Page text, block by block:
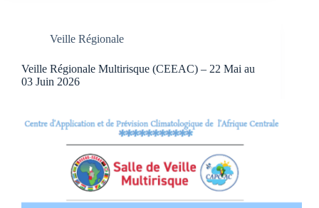
Veille Régionale
Veille Régionale Multirisque (CEEAC) – 22 Mai au
03 Juin 2026